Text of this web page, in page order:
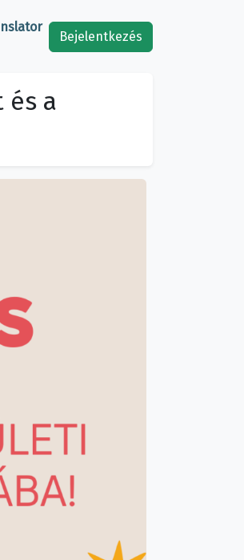
Bejelentkezés
a